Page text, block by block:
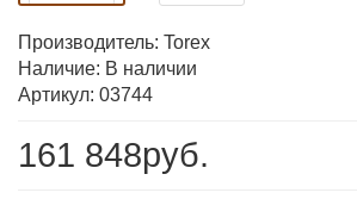
Производитель: Torex
Наличие: В наличии
Артикул: 03744
161 848руб.